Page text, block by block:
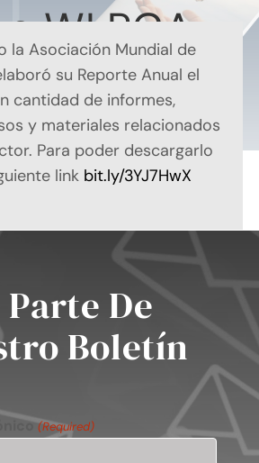
WLPGA
2022
la Asociación Mundial de
su Reporte Anual el
cantidad de informes,
y materiales relacionados
Para poder descargarlo
link bit.ly/3YJ7HwX
Parte De
Boletín
(Required)